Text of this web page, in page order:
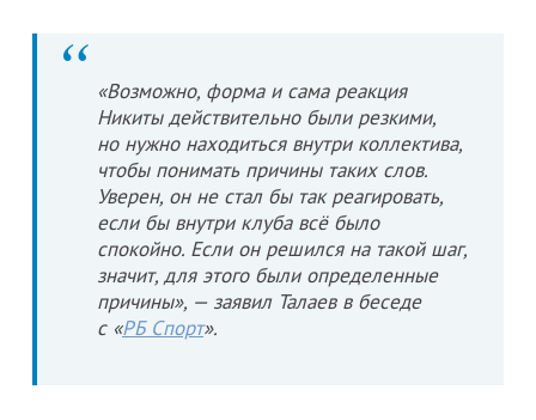
«Возможно, форма и сама реакция
Никиты действительно были резкими,
но нужно находиться внутри коллектива,
чтобы понимать причины таких слов.
Уверен, он не стал бы так реагировать,
если бы внутри клуба всё было
спокойно. Если он решился на такой шаг,
значит, для этого были определенные
причины», — заявил Талаев в беседе
с «РБ Спорт».